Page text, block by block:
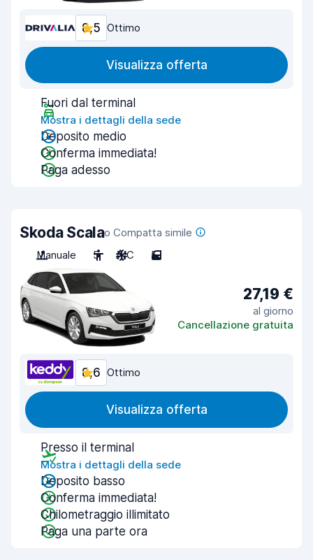
8,5 Ottimo
Visualizza offerta
Fuori dal terminal
Mostra i dettagli della sede
Deposito medio
Conferma immediata!
Paga adesso
Skoda Scalao Compatta simile
Manuale
5 A/C 5
27,19 €
al giorno
Cancellazione gratuita
8,6 Ottimo
Visualizza offerta
Presso il terminal
Mostra i dettagli della sede
Deposito basso
Conferma immediata!
Chilometraggio illimitato
Paga una parte ora